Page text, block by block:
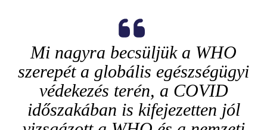
Mi nagyra becsüljük a WHO
szerepét a globális egészségügyi
védekezés terén, a COVID
időszakában is kifejezetten jól